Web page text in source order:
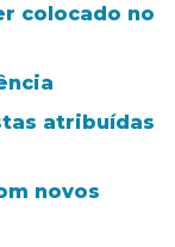
colocado no
atribuídas
novos